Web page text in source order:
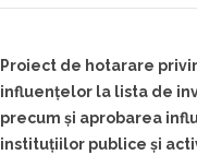
Proiect de hotarare
influențelor la lista de
precum și aprobarea
instituţiilor publice şi